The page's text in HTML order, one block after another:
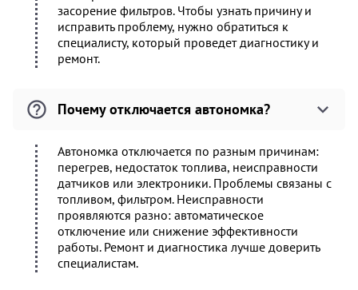
засорение фильтров. Чтобы узнать причину и
исправить проблему, нужно обратиться к
специалисту, который проведет диагностику и
ремонт.
Почему отключается автономка?
Автономка отключается по разным причинам:
перегрев, недостаток топлива, неисправности
датчиков или электроники. Проблемы связаны с
топливом, фильтром. Неисправности
проявляются разно: автоматическое
отключение или снижение эффективности
работы. Ремонт и диагностика лучше доверить
специалистам.